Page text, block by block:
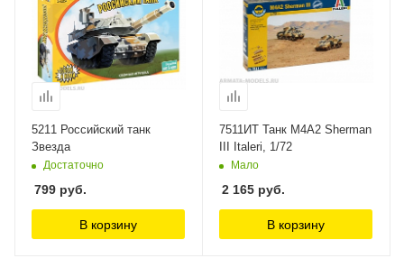
5211 Российский танк
Звезда
Достаточно
799 руб.
В корзину
7511ИТ Танк М4А2 Sherman
III Italeri, 1/72
Мало
2 165 руб.
В корзину